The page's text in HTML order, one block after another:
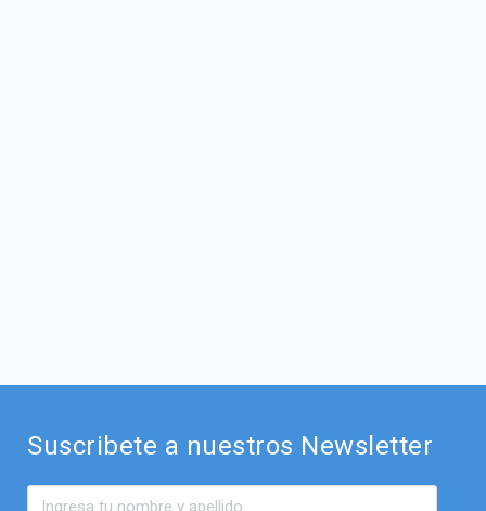
Suscribete a nuestros Newsletter